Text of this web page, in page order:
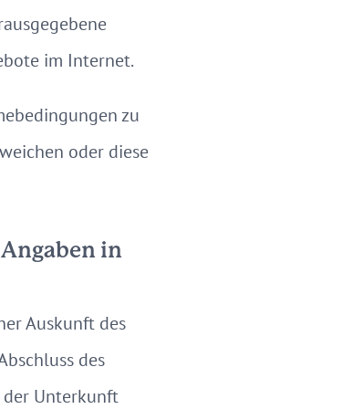
im Internet.
zu
oder diese
in
Auskunft des
des
der Unterkunft